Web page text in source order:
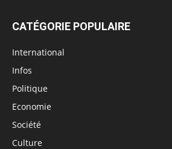
CATÉGORIE POPULAIRE
International
Infos
Politique
Economie
Société
Culture